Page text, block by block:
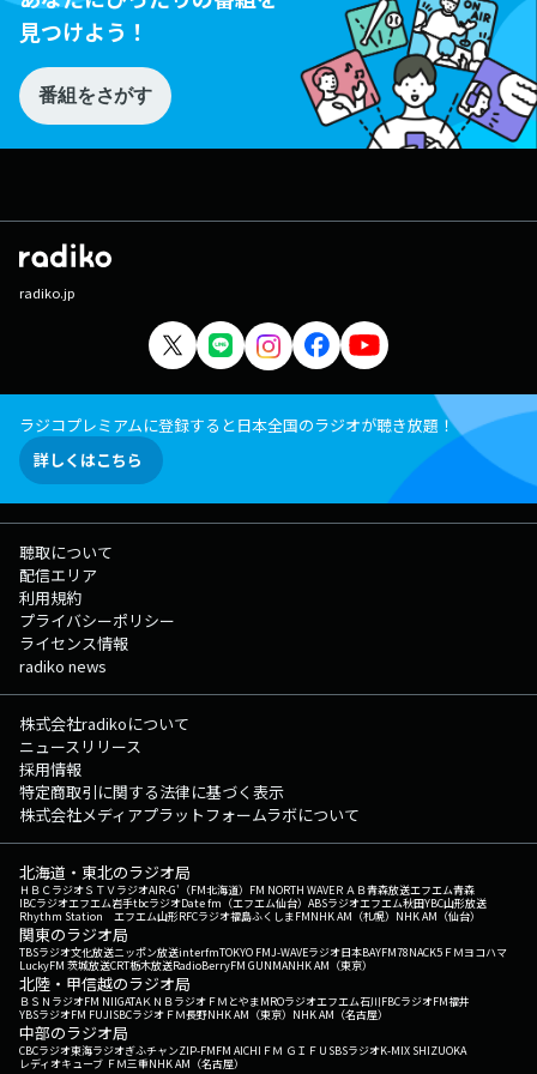
見つけよう！
番組をさがす
radiko.jp
ラジコプレミアムに登録すると日本全国のラジオが聴き放題！
詳しくはこちら
聴取について
配信エリア
利用規約
プライバシーポリシー
ライセンス情報
radiko news
株式会社radikoについて
ニュースリリース
採用情報
特定商取引に関する法律に基づく表示
株式会社メディアプラットフォームラボについて
北海道・東北のラジオ局
ＨＢＣラジオＳＴＶラジオAIR-G'（FM北海道） FM NORTH WAVEＲＡＢ青森放送エフエム青森
IBCラジオエフエム岩手tbcラジオDate fm（エフエム仙台） ABSラジオエフエム秋田YBC山形放送
Rhythm Station エフエム山形RFCラジオ福島ふくしまFMNHK AM（札幌） NHK AM（仙台）
関東のラジオ局
TBSラジオ文化放送ニッポン放送interfmTOKYO FMJ-WAVEラジオ日本BAYFM78NACK5 ＦＭヨコハマ
LuckyFM 茨城放送CRT栃木放送RadioBerryFM GUNMANHK AM（東京）
北陸・甲信越のラジオ局
ＢＳＮラジオFM NIIGATAＫＮＢラジオ ＦＭとやまMROラジオエフエム石川FBCラジオFM福井
YBSラジオFM FUJISBCラジオ ＦＭ長野NHK AM（東京） NHK AM（名古屋）
中部のラジオ局
CBCラジオ東海ラジオぎふチャンZIP-FMFM AICHI ＦＭ ＧＩＦＵ SBSラジオK-MIX SHIZUOKA
レディオキューブ ＦＭ三重NHK AM（名古屋）